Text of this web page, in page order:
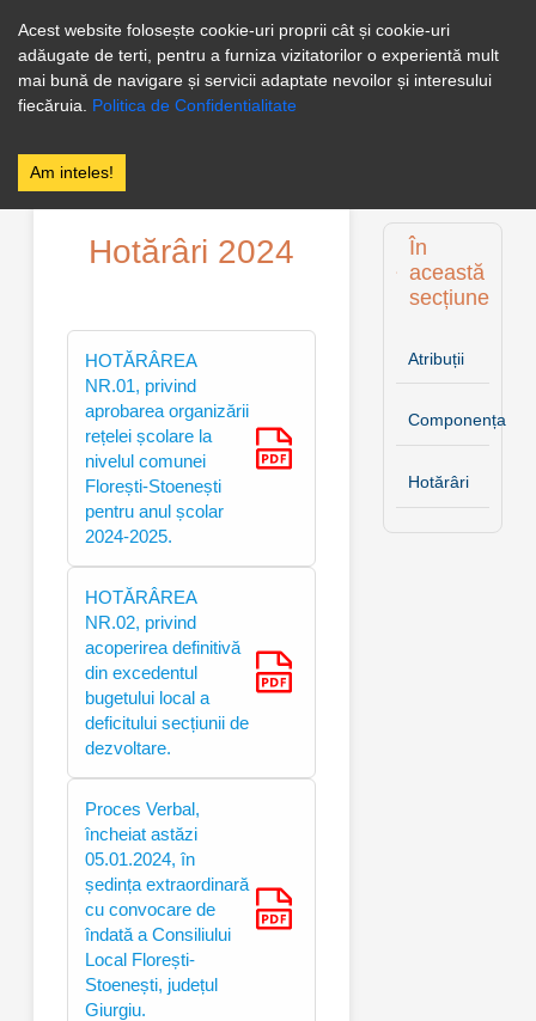
PRIMĂRIA
FLOREȘTI
Hotărâri 2024
HOTĂRÂREA
NR.01, privind
aprobarea organizării
rețelei școlare la
nivelul comunei
Florești-Stoenești
pentru anul școlar
2024-2025.
HOTĂRÂREA
NR.02, privind
acoperirea definitivă
din excedentul
bugetului local a
deficitului secțiunii de
dezvoltare.
Proces Verbal,
încheiat astăzi
05.01.2024, în
ședința extraordinară
cu convocare de
îndată a Consiliului
Local Florești-
Stoenești, județul
Giurgiu.
În
această
secțiune
Atribuții
Componența
Hotărâri
Acest website folosește cookie-uri proprii cât și cookie-uri
adăugate de terti, pentru a furniza vizitatorilor o experientă mult
mai bună de navigare și servicii adaptate nevoilor și interesului
fiecăruia.
Politica de Confidentialitate
Am inteles!